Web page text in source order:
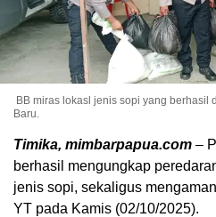
BB miras lokasl jenis sopi yang berhasil
Baru.
Timika, mimbarpapua.com –
berhasil mengungkap
jenis sopi, sekaligus
YT pada Kamis (02/10/2025).